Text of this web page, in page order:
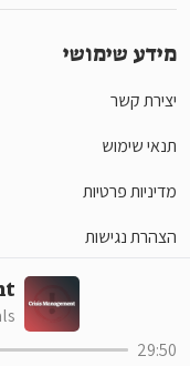
29:50
מידע שימושי
יצירת קשר
תנאי שימוש
מדיניות פרטיות
הצהרת נגישות